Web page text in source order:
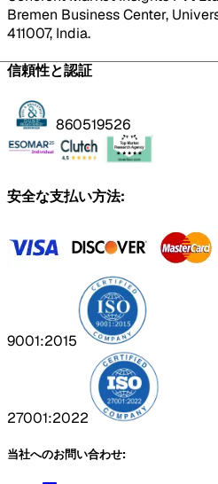
Bremen Business Center,
411007, India.
信頼性と認証
860519526
安全な支払い方法:
9001:2015
27001:2022
当社へのお問い合わせ: